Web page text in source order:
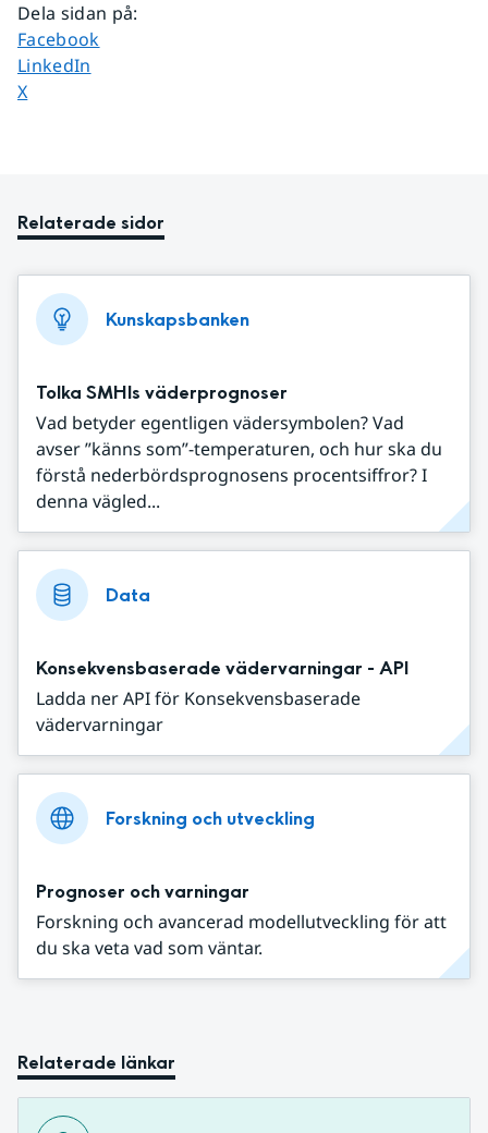
Dela sidan på:
Dela sidan på
Facebook
Dela sidan på
LinkedIn
Dela sidan på
X
Relaterade sidor
Kunskapsbanken
Tolka SMHIs väderprognoser
Vad betyder egentligen vädersymbolen? Vad
avser ”känns som”-temperaturen, och hur ska du
förstå nederbördsprognosens procentsiffror? I
denna vägled...
Data
Konsekvensbaserade vädervarningar - API
Ladda ner API för Konsekvensbaserade
vädervarningar
Forskning och utveckling
Prognoser och varningar
Forskning och avancerad modellutveckling för att
du ska veta vad som väntar.
Relaterade länkar